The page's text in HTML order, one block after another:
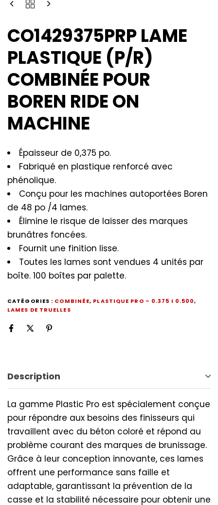
CO1429375PRP LAME
PLASTIQUE (P/R)
COMBINÉE POUR
BOREN RIDE ON
MACHINE
Épaisseur de 0,375 po.
Fabriqué en plastique renforcé avec
phénolique.
Conçu pour les machines autoportées Boren
de 48 po /4 lames.
Élimine le risque de laisser des marques
brunâtres foncées.
Fournit une finition lisse.
Toutes les lames sont vendues 4 unités par
boîte. 100 boîtes par palette.
CATÉGORIES : COMBINÉE, PLASTIQUE PRO – 0.375 I 0.500,
LAMES DE TRUELLES
Description
La gamme Plastic Pro est spécialement conçue
pour répondre aux besoins des finisseurs qui
travaillent avec du béton coloré et répond au
problème courant des marques de brunissage.
Grâce à leur conception innovante, ces lames
offrent une performance sans faille et
adaptable, garantissant la prévention de la
casse et la stabilité nécessaire pour obtenir une